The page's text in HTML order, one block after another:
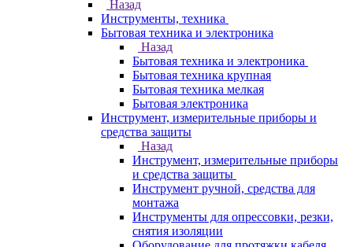
Назад
Инструменты, техника
Бытовая техника и электроника
Назад
Бытовая техника и электроника
Бытовая техника крупная
Бытовая техника мелкая
Бытовая электроника
Инструмент, измерительные приборы и
средства защиты
Назад
Инструмент, измерительные приборы
и средства защиты
Инструмент ручной, средства для
монтажа
Инструменты для опрессовки, резки,
снятия изоляции